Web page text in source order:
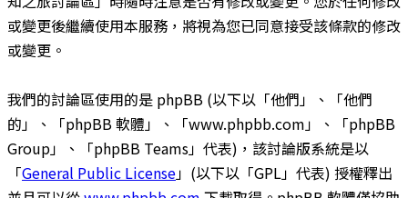
或變更後繼續使用本服務，將視為您已同意接受該條款的修改
或變更。
我們的討論區使用的是 phpBB (以下以「他們」、「他們
的」、「phpBB 軟體」、「www.phpbb.com」、「phpBB
Group」、「phpBB Teams」代表)，該討論版系統是以
「General Public License」(以下以「GPL」代表) 授權釋出